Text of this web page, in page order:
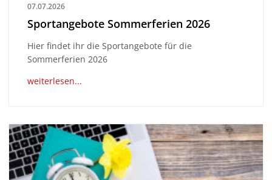
07.07.2026
Sportangebote Sommerferien 2026
Hier findet ihr die Sportangebote für die
Sommerferien 2026
weiterlesen...